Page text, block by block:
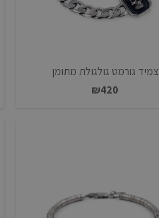
צמיד גורמט גולגולת מתומן
₪420